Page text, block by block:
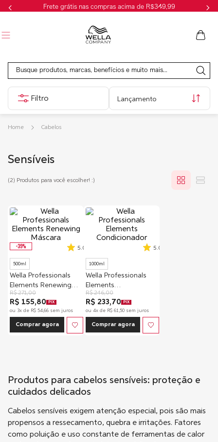
Frete grátis nas compras acima de R$349,99
Busque produtos, marcas, benefícios e muito mais...
Lançamento
Cabelos
Sensíveis
(2) Produtos para você escolher! :)
-39% 5.0
500ml
Wella Professionals
Elements Renewing
Máscara
R$ 271,00
R$ 155,80 PIX
ou 3x de R$ 54,66 sem juros
Comprar agora
5.0
1000ml
Wella Professionals
Elements
Condicionador
R$ 246,00
R$ 233,70 PIX
ou 4x de R$ 61,50 sem juros
Comprar agora
Produtos para cabelos sensíveis: proteção e
cuidados delicados
Cabelos sensíveis exigem atenção especial, pois são mais
propensos a ressecamento, quebra e irritações. Fatores
como poluição e uso constante de ferramentas de calor